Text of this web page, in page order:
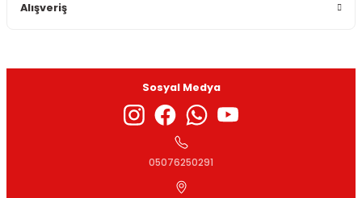
Alışveriş
Sosyal Medya
05076250291